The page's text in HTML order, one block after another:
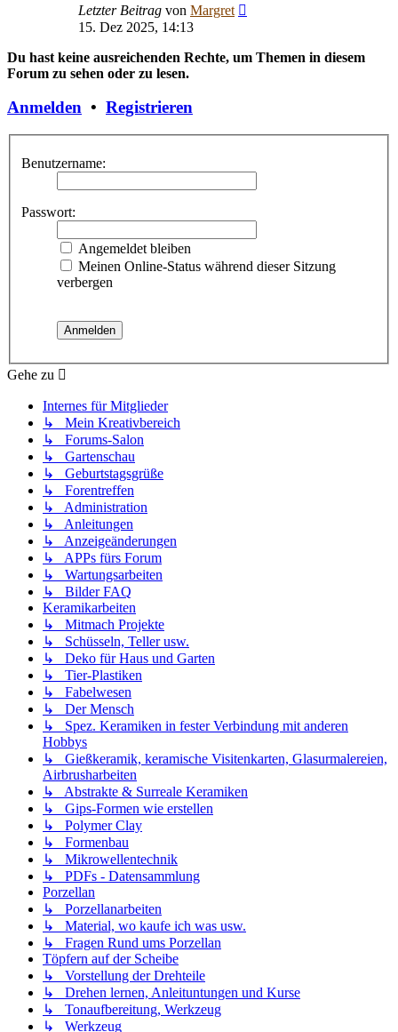
Letzter Beitrag von Margret
15. Dez 2025, 14:13
Du hast keine ausreichenden Rechte, um Themen in diesem
Forum zu sehen oder zu lesen.
Anmelden • Registrieren
Benutzername:
Passwort:
Angemeldet bleiben
Meinen Online-Status während dieser Sitzung
verbergen
Gehe zu
Internes für Mitglieder
↳ Mein Kreativbereich
↳ Forums-Salon
↳ Gartenschau
↳ Geburtstagsgrüße
↳ Forentreffen
↳ Administration
↳ Anleitungen
↳ Anzeigeänderungen
↳ APPs fürs Forum
↳ Wartungsarbeiten
↳ Bilder FAQ
Keramikarbeiten
↳ Mitmach Projekte
↳ Schüsseln, Teller usw.
↳ Deko für Haus und Garten
↳ Tier-Plastiken
↳ Fabelwesen
↳ Der Mensch
↳ Spez. Keramiken in fester Verbindung mit anderen
Hobbys
↳ Gießkeramik, keramische Visitenkarten, Glasurmalereien,
Airbrusharbeiten
↳ Abstrakte & Surreale Keramiken
↳ Gips-Formen wie erstellen
↳ Polymer Clay
↳ Formenbau
↳ Mikrowellentechnik
↳ PDFs - Datensammlung
Porzellan
↳ Porzellanarbeiten
↳ Material, wo kaufe ich was usw.
↳ Fragen Rund ums Porzellan
Töpfern auf der Scheibe
↳ Vorstellung der Drehteile
↳ Drehen lernen, Anleituntungen und Kurse
↳ Tonaufbereitung, Werkzeug
↳ Werkzeug